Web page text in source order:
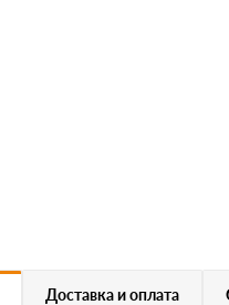
Доставка и оплата